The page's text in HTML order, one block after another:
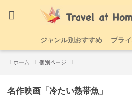
ジャンル別おすすめ プラ
ホーム 個別ページ
名作映画「冷たい熱帯魚」